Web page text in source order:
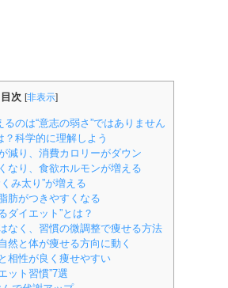
目次 [非表示]
のは“意志の弱さ”ではありません
科学的に理解しよう
減り、消費カロリーがダウン
なり、食欲ホルモンが増える
み太り”が増える
肪がつきやすくなる
ダイエット”とは？
なく、習慣の微調整で痩せる方法
然と体が痩せる方向に動く
相性が良く痩せやすい
ット習慣”7選